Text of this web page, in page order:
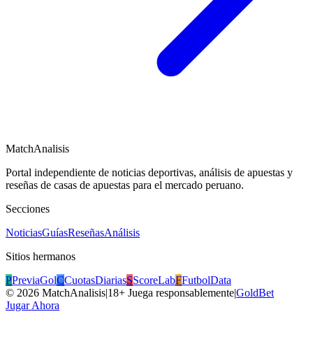
MatchAnalisis
Portal independiente de noticias deportivas, análisis de apuestas y
reseñas de casas de apuestas para el mercado peruano.
Secciones
NoticiasGuíasReseñasAnálisis
Sitios hermanos
PPreviaGolCCuotasDiariasSScoreLabFFutbolData
© 2026 MatchAnalisis|18+ Juega responsablemente|GoldBet
Jugar Ahora